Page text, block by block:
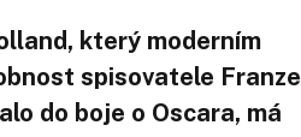
který moderním
spisovatele Franze
do boje o Oscara, má